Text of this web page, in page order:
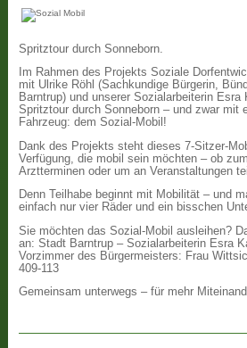
Spritztour durch Sonneborn.
Im Rahmen des Projekts Soziale
mit Ulrike Röhl (Sachkundige Bürgerin,
Barntrup) und unserer Sozialarbeiterin Esra
Spritztour durch Sonneborn – und zwar mit
Fahrzeug: dem Sozial-Mobil!
Dank des Projekts steht dieses 7-Sitzer-
Verfügung, die mobil sein möchten – ob
Arztterminen oder um an Veranstaltungen
Denn Teilhabe beginnt mit Mobilität – und
einfach nur vier Räder und ein bisschen
Sie möchten das Sozial-Mobil ausleihen?
an: Stadt Barntrup – Sozialarbeiterin Esra
Vorzimmer des Bürgermeisters: Frau
409-113
Gemeinsam unterwegs – für mehr